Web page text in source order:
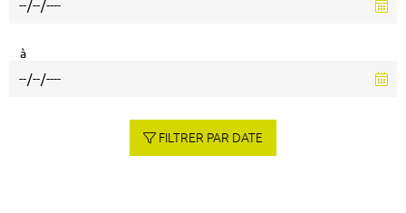
à
FILTRER PAR DATE